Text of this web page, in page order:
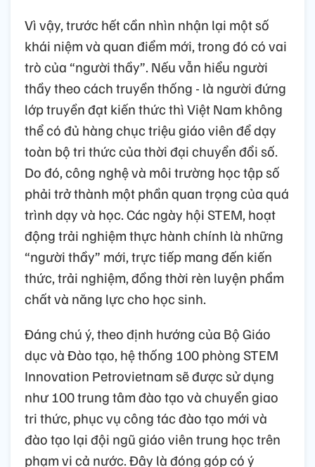
Vì vậy, trước hết cần nhìn nhận lại một số
khái niệm và quan điểm mới, trong đó có vai
trò của “người thầy”. Nếu vẫn hiểu người
thầy theo cách truyền thống - là người đứng
lớp truyền đạt kiến thức thì Việt Nam không
thể có đủ hàng chục triệu giáo viên để dạy
toàn bộ tri thức của thời đại chuyển đổi số.
Do đó, công nghệ và môi trường học tập số
phải trở thành một phần quan trọng của quá
trình dạy và học. Các ngày hội STEM, hoạt
động trải nghiệm thực hành chính là những
“người thầy” mới, trực tiếp mang đến kiến
thức, trải nghiệm, đồng thời rèn luyện phẩm
chất và năng lực cho học sinh.
Đáng chú ý, theo định hướng của Bộ Giáo
dục và Đào tạo, hệ thống 100 phòng STEM
Innovation Petrovietnam sẽ được sử dụng
như 100 trung tâm đào tạo và chuyển giao
tri thức, phục vụ công tác đào tạo mới và
đào tạo lại đội ngũ giáo viên trung học trên
phạm vi cả nước. Đây là đóng góp có ý